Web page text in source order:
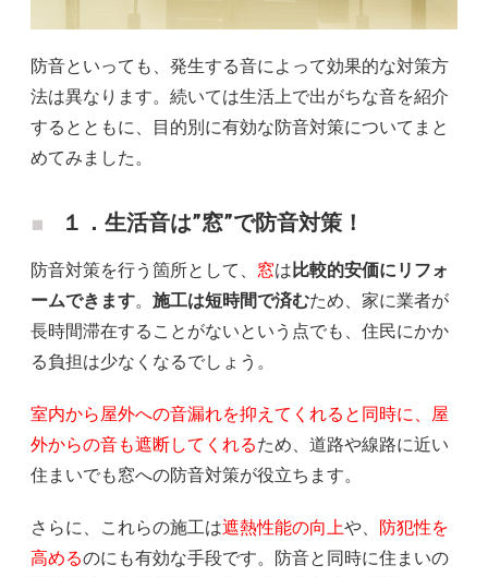
防音といっても、発生する音によって効果的な対策方
法は異なります。続いては生活上で出がちな音を紹介
するとともに、目的別に有効な防音対策についてまと
めてみました。
１．生活音は”窓”で防音対策！
防音対策を行う箇所として、 窓は 比較的安価にリフォ
ームできます。 施工は短時間で済むため、家に業者が
長時間滞在することがないという点でも、住民にかか
る負担は少なくなるでしょう。
室内から屋外への音漏れを抑えてくれると同時に、屋
外からの音も遮断してくれるため、道路や線路に近い
住まいでも窓への防音対策が役立ちます。
さらに、これらの施工は遮熱性能の向上や、
防犯性を
高めるのにも有効な手段です。防音と同時に住まいの